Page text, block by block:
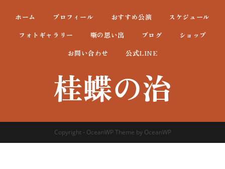
ホーム プロフィール おすすめ公演
スケジュール
フォトギャラリー
噺の思い出 ブログ
ショップ
お問い合わせ
公式LINE
桂蝶の治
Copyright - OceanWP Theme by OceanWP